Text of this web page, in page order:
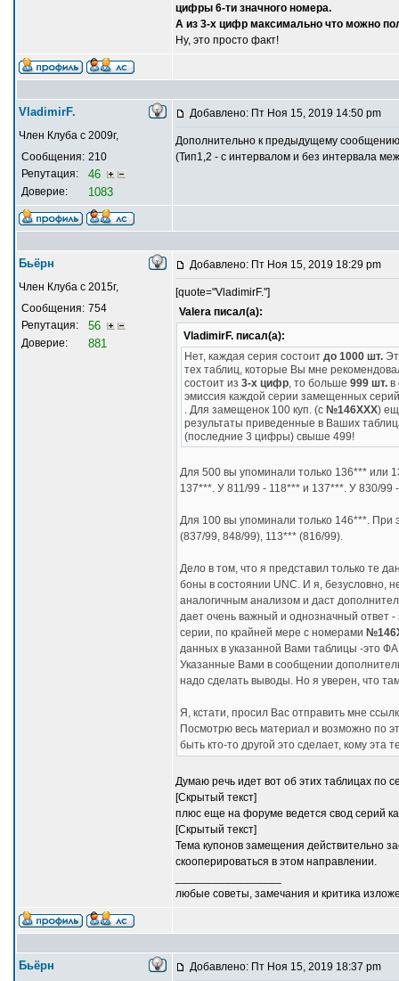
цифры 6-ти значного номера.
А из 3-х цифр максимально что можно
Ну, это просто факт!
VladimirF.
Член Клуба с 2009г,
Сообщения: 210
Репутация:
46
Доверие: 1083
Добавлено: Пт Ноя 15, 2019 14:50 pm
Дополнительно к предыдущему
(Тип1,2 - с интервалом и без интервала
Бьёрн
Член Клуба с 2015г,
Сообщения: 754
Репутация:
56
Доверие: 881
Добавлено: Пт Ноя 15, 2019 18:29 pm
[quote="VladimirF."]
Valera писал(а):
VladimirF. писал(а):
Нет, каждая серия состоит до 1000 шт.
тех таблиц, которые Вы мне
состоит из 3-х цифр , то больше 999 шт. в
эмиссия каждой серии замещенных
. Для замещенок 100 куп. (с №146ХХХ)
результаты приведенные в Ваших
(последние 3 цифры) свыше 499!
Для 500 вы упоминали только 136*** или
137***. У 811/99 - 118*** и 137***. У 830/
Для 100 вы упоминали только 146***. При
(837/99, 848/99), 113*** (816/99).
Дело в том, что я представил только те
боны в состоянии UNC. И я, безусловно,
аналогичным анализом и даст
дает очень важный и однозначный
серии, по крайней мере с номерами
данных в указанной Вами таблицы -это
Указанные Вами в сообщении
надо сделать выводы. Но я уверен, что
Я, кстати, просил Вас отправить мне
Посмотрю весь материал и возможно по
быть кто-то другой это сделает, кому эта
Думаю речь идет вот об этих таблицах по
[Скрытый текст]
плюс еще на форуме ведется свод серий
[Скрытый текст]
Тема купонов замещения действительно
скооперироваться в этом направлении.
любые советы, замечания и критика
Бьёрн Добавлено: Пт Ноя 15, 2019 18:37 pm